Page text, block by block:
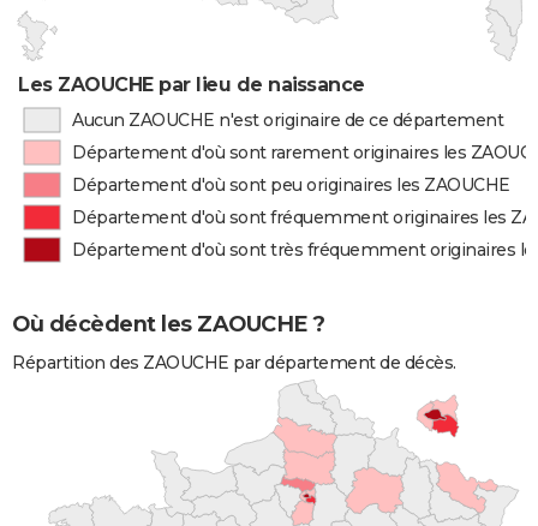
Les ZAOUCHE par lieu de naissance
Aucun ZAOUCHE n'est originaire de ce département
Département d'où sont rarement originaires les
Département d'où sont peu originaires les ZAOUCHE
Département d'où sont fréquemment originaires les
Département d'où sont très fréquemment originaires
Où décèdent les ZAOUCHE ?
Répartition des ZAOUCHE par département de décès.